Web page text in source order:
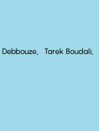
Tarek Boudali